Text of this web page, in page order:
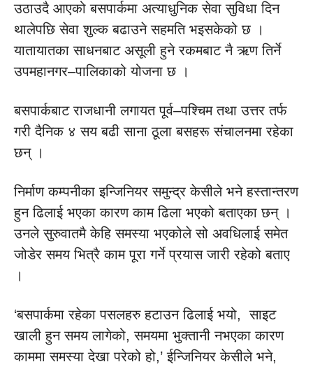
उठाउदै आएको बसपार्कमा अत्याधुनिक सेवा सुविधा दिन
थालेपछि सेवा शुल्क बढाउने सहमति भइसकेको छ ।
यातायातका साधनबाट असूली हुने रकमबाट नै ऋण तिर्ने
उपमहानगर–पालिकाको योजना छ ।
बसपार्कबाट राजधानी लगायत पूर्व–पश्चिम तथा उत्तर तर्फ
गरी दैनिक ४ सय बढी साना ठूला बसहरू संचालनमा रहेका
छन् ।
निर्माण कम्पनीका इन्जिनियर समुन्द्र केसीले भने हस्तान्तरण
हुन ढिलाई भएका कारण काम ढिला भएको बताएका छन् ।
उनले सुरुवातमै केहि समस्या भएकोले सो अवधिलाई समेत
जोडेर समय भित्रै काम पूरा गर्ने प्रयास जारी रहेको बताए
।
‘बसपार्कमा रहेका पसलहरु हटाउन ढिलाई भयो, साइट
खाली हुन समय लागेको, समयमा भुक्तानी नभएका कारण
काममा समस्या देखा परेको हो,’ ईन्जिनियर केसीले भने,